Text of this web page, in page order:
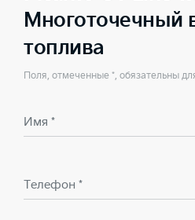
Многоточечный
топлива
Поля, отмеченные *, обязательны
Имя *
Телефон *